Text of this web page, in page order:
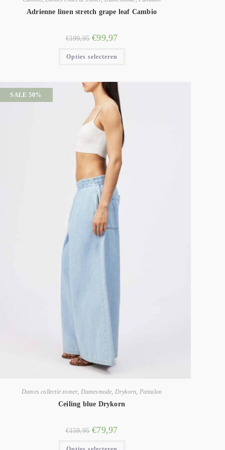
Adrienne linen stretch grape leaf Cambio
€199,95 €99,97
Opties selecteren
SALE 50%
Dames collectie zomer, Damesmode, Drykorn, Pantalon
Ceiling blue Drykorn
€159,95 €79,97